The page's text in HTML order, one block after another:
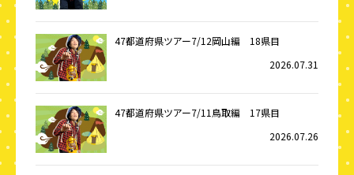
47都道府県ツアー7/12岡山編 18県目
2026.07.31
47都道府県ツアー7/11鳥取編 17県目
2026.07.26